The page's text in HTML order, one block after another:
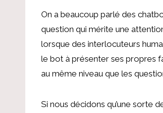
On a beaucoup parlé des
question qui mérite une
lorsque des interlocuteurs
le bot à présenter ses propres
au même niveau que les
Si nous décidons qu’une sorte